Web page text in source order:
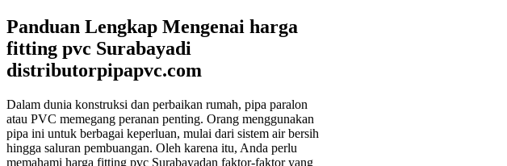
Panduan Lengkap Mengenai harga
fitting pvc Surabayadi
distributorpipapvc.com
Dalam dunia konstruksi dan perbaikan rumah, pipa paralon
atau PVC memegang peranan penting. Orang menggunakan
pipa ini untuk berbagai keperluan, mulai dari sistem air bersih
hingga saluran pembuangan. Oleh karena itu, Anda perlu
memahami harga fitting pvc Surabayadan faktor-faktor yang